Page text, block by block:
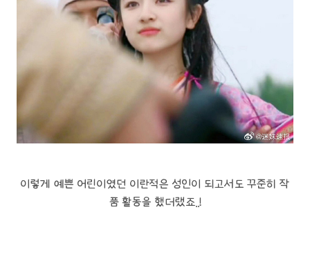
이렇게 예쁜 어린이였던 이란적은 성인이 되고서도 꾸준히 작
품 활동을 했더랬죠..!